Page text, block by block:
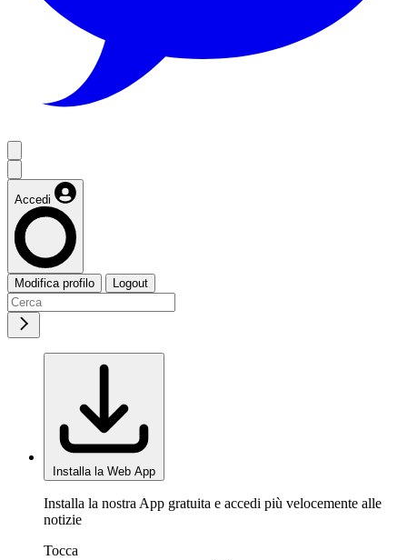
Accedi
Modifica profilo Logout
Installa la Web App
Installa la nostra App gratuita e accedi più velocemente alle
notizie
Tocca